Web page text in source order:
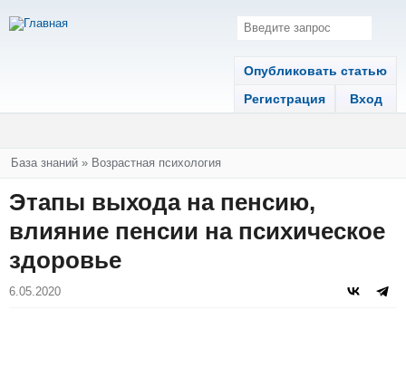
Опубликовать статью
Регистрация
Вход
Вы здесь
База знаний » Возрастная психология
Этапы выхода на пенсию,
влияние пенсии на психическое
здоровье
6.05.2020